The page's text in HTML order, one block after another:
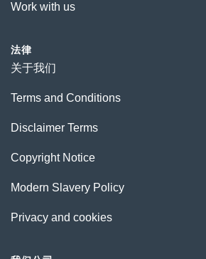
Work with us
法律
关于我们
Terms and Conditions
Disclaimer Terms
Copyright Notice
Modern Slavery Policy
Privacy and cookies